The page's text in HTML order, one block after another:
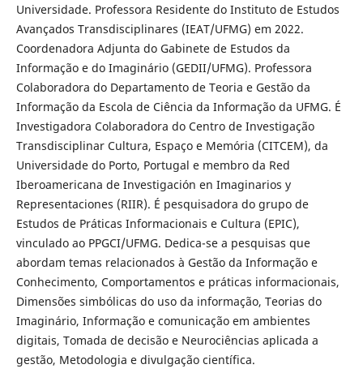
Universidade. Professora Residente do Instituto de Estudos
Avançados Transdisciplinares (IEAT/UFMG) em 2022.
Coordenadora Adjunta do Gabinete de Estudos da
Informação e do Imaginário (GEDII/UFMG). Professora
Colaboradora do Departamento de Teoria e Gestão da
Informação da Escola de Ciência da Informação da UFMG. É
Investigadora Colaboradora do Centro de Investigação
Transdisciplinar Cultura, Espaço e Memória (CITCEM), da
Universidade do Porto, Portugal e membro da Red
Iberoamericana de Investigación en Imaginarios y
Representaciones (RIIR). É pesquisadora do grupo de
Estudos de Práticas Informacionais e Cultura (EPIC),
vinculado ao PPGCI/UFMG. Dedica-se a pesquisas que
abordam temas relacionados à Gestão da Informação e
Conhecimento, Comportamentos e práticas informacionais,
Dimensões simbólicas do uso da informação, Teorias do
Imaginário, Informação e comunicação em ambientes
digitais, Tomada de decisão e Neurociências aplicada a
gestão, Metodologia e divulgação científica.